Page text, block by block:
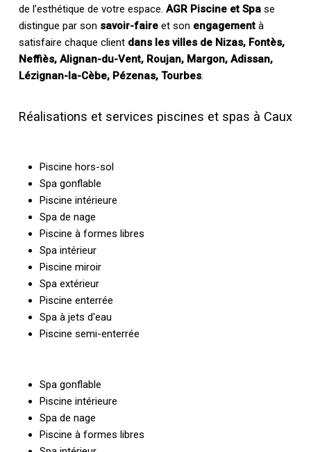
de l’esthétique de votre espace. AGR Piscine et Spase
distingue par son savoir-faireet son engagementà
satisfaire chaque client dans les villes de Nizas, Fontès,
Neffiès, Alignan-du-Vent, Roujan, Margon, Adissan,
Lézignan-la-Cèbe, Pézenas, Tourbes.
Réalisations et services piscines et spas à Caux
Piscine hors-sol
Spa gonflable
Piscine intérieure
Spa de nage
Piscine à formes libres
Spa intérieur
Piscine miroir
Spa extérieur
Piscine enterrée
Spa à jets d'eau
Piscine semi-enterrée
Spa gonflable
Piscine intérieure
Spa de nage
Piscine à formes libres